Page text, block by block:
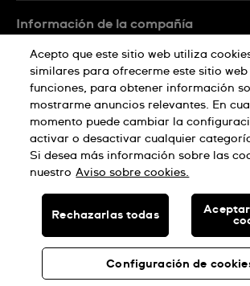
Información de la compañía
Prensa
Empleo
Sitemap
Política de privacidad
Aviso sobre cookies
HECHO EN SUIZA
© SWATCH AG 2026, TODOS LOS
Acepto que este sitio web utiliza
similares para ofrecerme este sitio web
funciones, para obtener información
mostrarme anuncios relevantes. En
momento puede cambiar la
activar o desactivar cualquier
Si desea más información sobre las
nuestro Aviso sobre cookies.
Configuración de
Rechazarlas todas